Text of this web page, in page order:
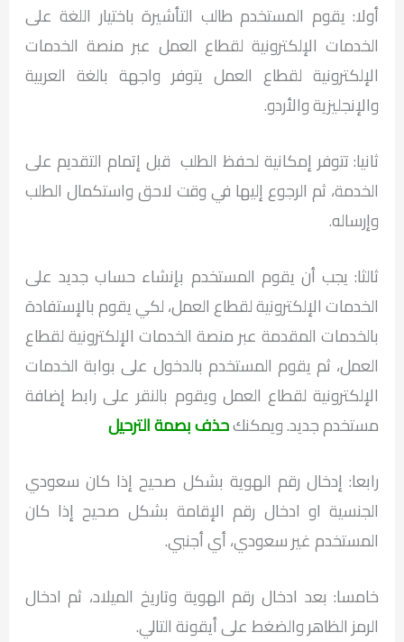
أولا: يقوم المستخدم طالب التأشيرة باختيار اللغة على
الخدمات الإلكترونية لقطاع العمل عبر منصة الخدمات
الإلكترونية لقطاع العمل يتوفر واجهة بالغة العربية
والإنجليزية والأردو.
ثانيا: تتوفر إمكانية لحفظ الطلب قبل إتمام التقديم على
الخدمة، ثم الرجوع إليها في وقت لاحق واستكمال الطلب
وإرساله.
ثالثا: يجب أن يقوم المستخدم بإنشاء حساب جديد على
الخدمات الإلكترونية لقطاع العمل، لكي يقوم بالإستفادة
بالخدمات المقدمة عبر منصة الخدمات الإلكترونية لقطاع
العمل، ثم يقوم المستخدم بالدخول على بوابة الخدمات
الإلكترونية لقطاع العمل ويقوم بالنقر على رابط إضافة
مستخدم جديد. ويمكنكحذف بصمة الترحيل
رابعا: إدخال رقم الهوية بشكل صحيح إذا كان سعودي
الجنسية او ادخال رقم الإقامة بشكل صحيح إذا كان
المستخدم غير سعودي، أي أجنبي.
خامسا: بعد ادخال رقم الهوية وتاريخ الميلاد، ثم ادخال
الرمز الظاهر والضغط على أيقونة التالي.